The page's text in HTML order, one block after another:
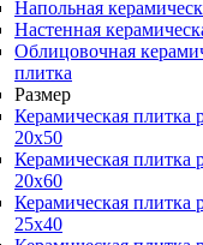
Напольная
Настенная
Облицовочная
плитка
Размер
Керамическая плитка
20x50
Керамическая плитка
20x60
Керамическая плитка
25x40